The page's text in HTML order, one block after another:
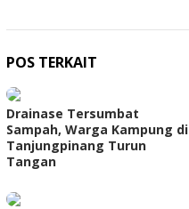
POS TERKAIT
Drainase Tersumbat
Sampah, Warga Kampung di
Tanjungpinang Turun
Tangan